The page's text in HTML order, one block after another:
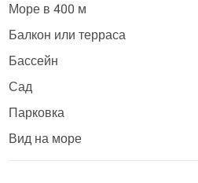
Море в 400 м
Балкон или терраса
Бассейн
Сад
Парковка
Вид на море